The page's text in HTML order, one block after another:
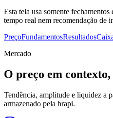
Esta tela usa somente
tempo real nem recomendação de
PreçoFundamentosResultados
Mercado
O preço em
Tendência, amplitude e liquidez a
armazenado pela brapi.